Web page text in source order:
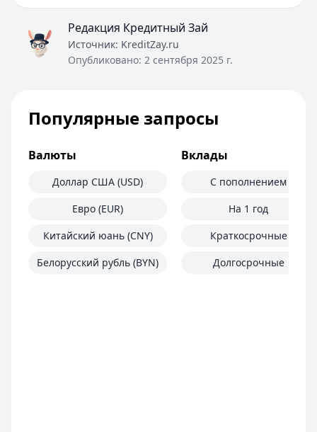
Редакция Кредитный Зай
Источник: KreditZay.ru
Опубликовано: 2 сентября 2025 г.
Популярные запросы
Валюты
Доллар США (USD)
Евро (EUR)
Китайский юань (CNY)
Белорусский рубль (BYN)
Вклады
С пополнением
На 1 год
Краткосрочные
Долгосрочные